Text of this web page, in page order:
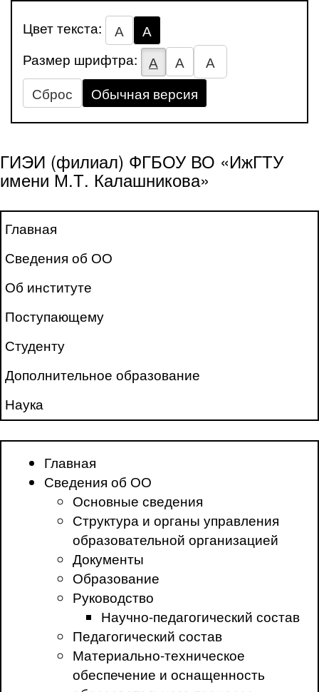
Цвет текста: А
А
Размер шрифтра:
А А
А
Сброс
Обычная версия
ГИЭИ (филиал) ФГБОУ ВО «ИжГТУ
имени М.Т. Калашникова»
Главная
Сведения об ОО
Об институте
Поступающему
Студенту
Дополнительное образование
Наука
Главная
Сведения об ОО
Основные сведения
Структура и органы управления
образовательной организацией
Документы
Образование
Руководство
Научно-педагогический состав
Педагогический состав
Материально-техническое
обеспечение и оснащенность